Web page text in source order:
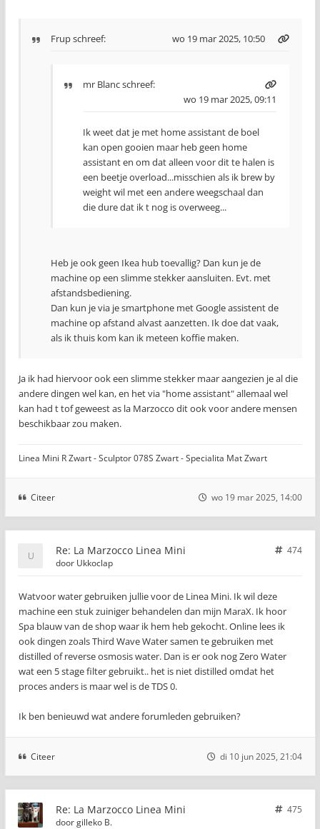
Frupschreef: wo 19 mar 2025, 10:50
mr Blancschreef:
wo 19 mar 2025, 09:11
Ik weet dat je met home assistant de boel
kan open gooien maar heb geen home
assistant en om dat alleen voor dit te halen is
een beetje overload...misschien als ik brew by
weight wil met een andere weegschaal dan
die dure dat ik t nog is overweeg...
Heb je ook geen Ikea hub toevallig? Dan kun je de
machine op een slimme stekker aansluiten. Evt. met
afstandsbediening.
Dan kun je via je smartphone met Google assistent de
machine op afstand alvast aanzetten. Ik doe dat vaak,
als ik thuis kom kan ik meteen koffie maken.
Ja ik had hiervoor ook een slimme stekker maar aangezien je al die
andere dingen wel kan, en het via "home assistant" allemaal wel
kan had t tof geweest as la Marzocco dit ook voor andere mensen
beschikbaar zou maken.
Linea Mini R Zwart - Sculptor 078S Zwart - Specialita Mat Zwart
Citeer wo 19 mar 2025, 14:00
Re: La Marzocco Linea Mini
474
door Ukkoclap
Watvoor water gebruiken jullie voor de Linea Mini. Ik wil deze
machine een stuk zuiniger behandelen dan mijn MaraX. Ik hoor
Spa blauw van de shop waar ik hem heb gekocht. Online lees ik
ook dingen zoals Third Wave Water samen te gebruiken met
distilled of reverse osmosis water. Dan is er ook nog Zero Water
wat een 5 stage filter gebruikt.. het is niet distilled omdat het
proces anders is maar wel is de TDS 0.
Ik ben benieuwd wat andere forumleden gebruiken?
Citeer di 10 jun 2025, 21:04
Re: La Marzocco Linea Mini
475
doorgilleko B.